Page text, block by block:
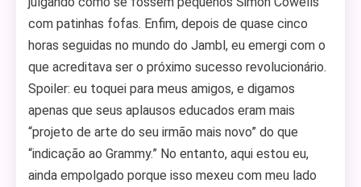
com patinhas fofas. Enfim, depois de quase cinco
horas seguidas no mundo do Jambl, eu emergi com o
que acreditava ser o próximo sucesso revolucionário.
Spoiler: eu toquei para meus amigos, e digamos
apenas que seus aplausos educados eram mais
“projeto de arte do seu irmão mais novo” do que
“indicação ao Grammy.” No entanto, aqui estou eu,
ainda empolgado porque isso mexeu com meu lado